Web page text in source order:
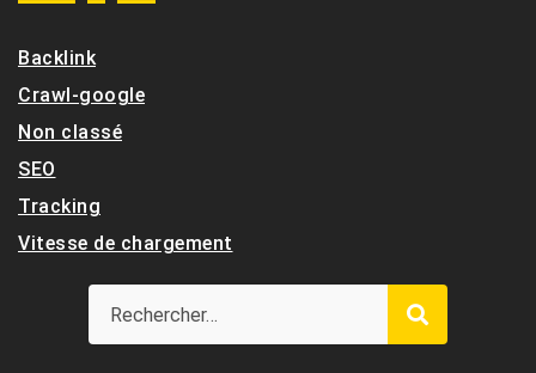
Backlink
Crawl-google
Non classé
SEO
Tracking
Vitesse de chargement